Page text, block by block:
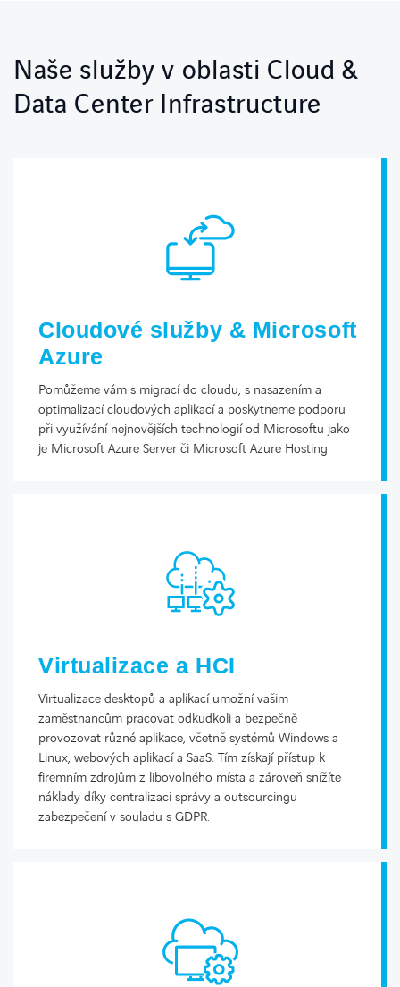
Naše služby v oblasti Cloud &
Data Center Infrastructure
Cloudové služby & Microsoft
Azure
Pomůžeme vám s migrací do cloudu, s nasazením a
optimalizací cloudových aplikací a poskytneme podporu
při využívání nejnovějších technologií od Microsoftu jako
je Microsoft Azure Server či Microsoft Azure Hosting.
Virtualizace a HCI
Virtualizace desktopů a aplikací umožní vašim
zaměstnancům pracovat odkudkoli a bezpečně
provozovat různé aplikace, včetně systémů Windows a
Linux, webových aplikací a SaaS. Tím získají přístup k
firemním zdrojům z libovolného místa a zároveň snížíte
náklady díky centralizaci správy a outsourcingu
zabezpečení v souladu s GDPR.